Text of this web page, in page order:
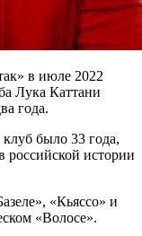
в июле 2022
Лука Каттани
года.
было 33 года,
истории
«Кьяссо» и
«Волосе».